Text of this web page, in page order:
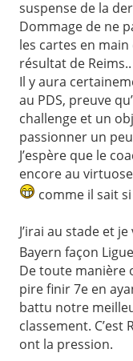
suspense de la
Dommage de ne
les cartes en
résultat de Reims..
Il y aura
au PDS, preuve
challenge et un
passionner un
J’espère que le
encore au
comme il sait
J’irai au stade et
Bayern façon
De toute manière
pire finir 7e en
battu notre
classement. C’est
ont la pression.